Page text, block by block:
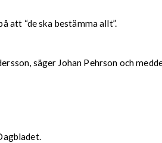
att “de ska bestämma allt”.
säger Johan Pehrson och